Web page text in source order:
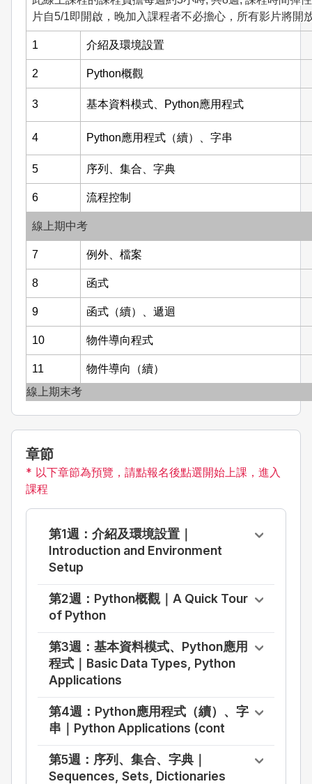
片自5/1即開啟，晚加入課程者不必擔心，所有影片將開
1 介紹及環境設置
2 Python概觀
3 基本資料模式、Python應用程式
4 Python應用程式（續）、字串
5 序列、集合、字典
6 流程控制
線上期中考
7 例外、檔案
8 函式
9 函式（續）、遞迴
10 物件導向程式
11
物件導向（續）
線上期末考
章節
* 以下章節為預覽，請點報名後點選開始上課，進入
課程
第1週：介紹及環境設置｜
Introduction and Environment
Setup
第2週：Python概觀｜A Quick Tour
of Python
第3週：基本資料模式、Python應用
程式｜Basic Data Types, Python
Applications
第4週：Python應用程式（續）、字
串｜Python Applications (cont
第5週：序列、集合、字典｜
Sequences, Sets, Dictionaries